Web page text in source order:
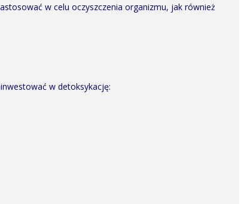
w celu oczyszczenia organizmu, jak również
w detoksykację: